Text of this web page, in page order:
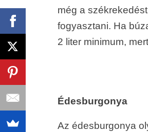
még a
fogyasztani. Ha
2 liter minimum,
Édesburgonya
Az édesburgonya